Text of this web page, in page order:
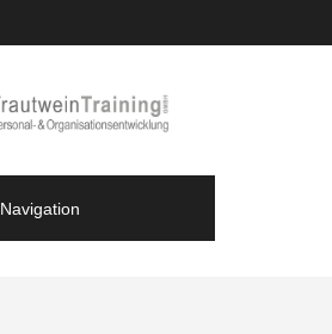
Navigation